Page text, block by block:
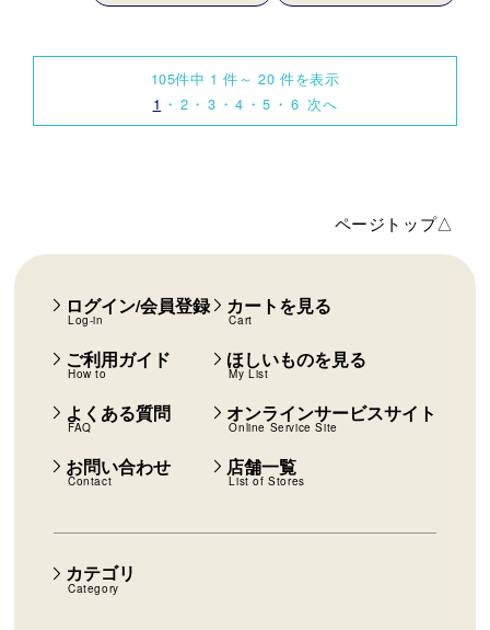
105件中 1 件～ 20 件を表示
1
2 3 4 5 6 次へ
ページトップ△
カテゴリ
Category
ログイン/会員登録
Log-in
カートを見る
Cart
ご利用ガイド
How to
ほしいものを見る
My List
よくある質問
FAQ
オンラインサービスサイト
Online Service Site
お問い合わせ
Contact
店舗一覧
List of Stores